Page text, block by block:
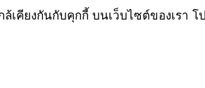
เคียงกันกับคุกกี้ บนเว็บไซต์ของเรา